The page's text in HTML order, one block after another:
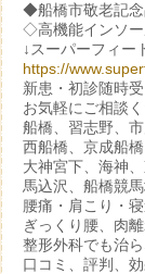
◆船橋市敬老記念
◇高機能インソー
↓スーパーフィー
https://
新患・初診随時
お気軽にご相談く
船橋、習志野、
西船橋、京成船
大神宮下、海神
馬込沢、船橋競
腰痛・肩こり・
ぎっくり腰、肉
整形外科でも治
口コミ、評判、